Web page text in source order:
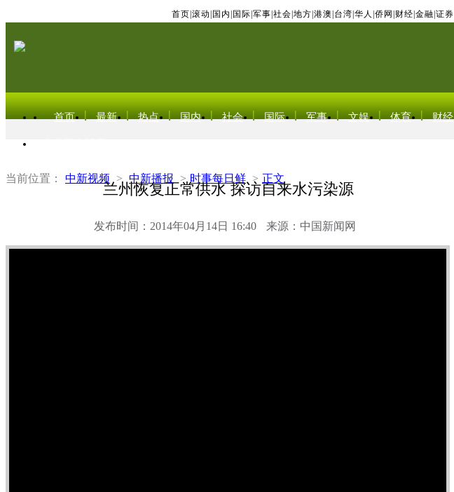
首页 滚动 国内 国际 军事 社会 地方 港澳 台湾 华人 侨网 财经 金融 证券
首页 最新 热点 国内 社会 国际 军事 文娱 体育 财经
当前位置： 中新视频 > 中新播报 > 时事每日鲜 > 正文
兰州恢复正常供水 探访自来水污染源
发布时间：2014年04月14日 16:40 来源：中国新闻网